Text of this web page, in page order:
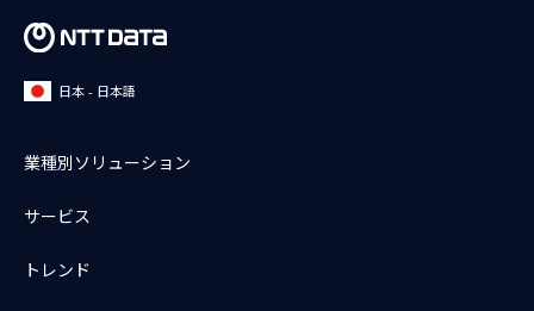
日本 - 日本語
業種別ソリューション
サービス
トレンド